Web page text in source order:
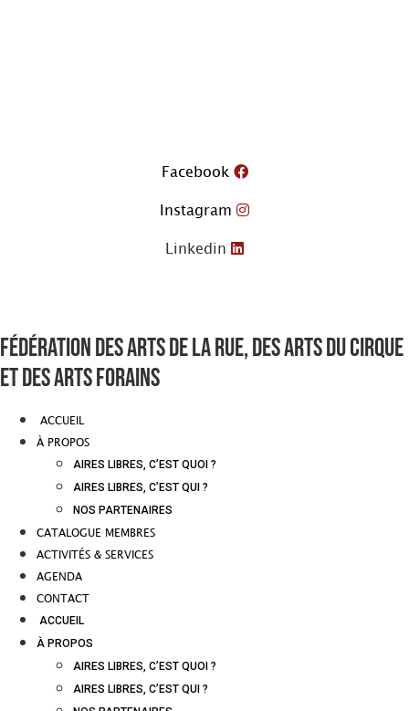
Facebook
Instagram
Linkedin
Fédération des arts de la rue, des arts du cirque
et des arts forains
ACCUEIL
À PROPOS
AIRES LIBRES, C’EST QUOI ?
AIRES LIBRES, C’EST QUI ?
NOS PARTENAIRES
CATALOGUE MEMBRES
ACTIVITÉS & SERVICES
AGENDA
CONTACT
ACCUEIL
À PROPOS
AIRES LIBRES, C’EST QUOI ?
AIRES LIBRES, C’EST QUI ?